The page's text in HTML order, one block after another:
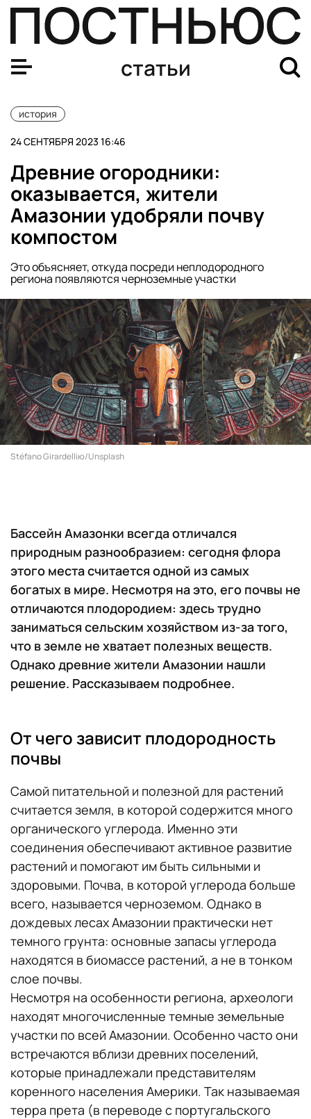
статьи
история
24 СЕНТЯБРЯ 2023 16:46
Древние огородники:
оказывается, жители
Амазонии удобряли почву
компостом
Это объясняет, откуда посреди неплодородного
региона появляются черноземные участки
Stéfano Girardelliю/Unsplash
Бассейн Амазонки всегда отличался
природным разнообразием: сегодня флора
этого места считается одной из самых
богатых в мире. Несмотря на это, его почвы не
отличаются плодородием: здесь трудно
заниматься сельским хозяйством из-за того,
что в земле не хватает полезных веществ.
Однако древние жители Амазонии нашли
решение. Рассказываем подробнее.
От чего зависит плодородность
почвы
Самой питательной и полезной для растений
считается земля, в которой содержится много
органического углерода. Именно эти
соединения обеспечивают активное развитие
растений и помогают им быть сильными и
здоровыми. Почва, в которой углерода больше
всего, называется черноземом. Однако в
дождевых лесах Амазонии практически нет
темного грунта: основные запасы углерода
находятся в биомассе растений, а не в тонком
слое почвы.
Несмотря на особенности региона, археологи
находят многочисленные темные земельные
участки по всей Амазонии. Особенно часто они
встречаются вблизи древних поселений,
которые принадлежали представителям
коренного населения Америки. Так называемая
терра прета (в переводе с португальского
Откуда произошло вино?